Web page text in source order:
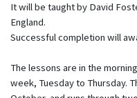
It will be taught by David
England.
Successful completion will
The lessons are in the
week, Tuesday to Thursday.